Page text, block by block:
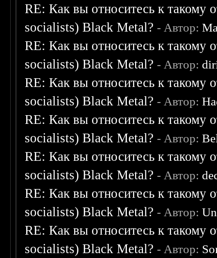
RE: Как вы относитесь к такому
socialists) Black Metal? - Автор:
RE: Как вы относитесь к такому
socialists) Black Metal? - Автор:
RE: Как вы относитесь к такому
socialists) Black Metal? - Автор:
RE: Как вы относитесь к такому
socialists) Black Metal? - Автор:
RE: Как вы относитесь к такому
socialists) Black Metal? - Автор:
RE: Как вы относитесь к такому
socialists) Black Metal? - Автор:
RE: Как вы относитесь к такому
socialists) Black Metal? - Автор: